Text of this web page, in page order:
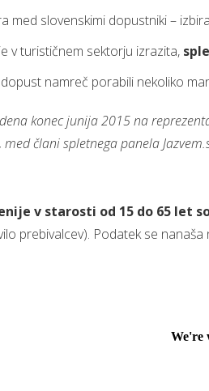
med slovenskimi dopustniki –
v turističnem sektorju izrazita,
namreč porabili nekoliko
konec junija 2015 na
člani spletnega panela
v starosti od 15 do 65 let
prebivalcev). Podatek se